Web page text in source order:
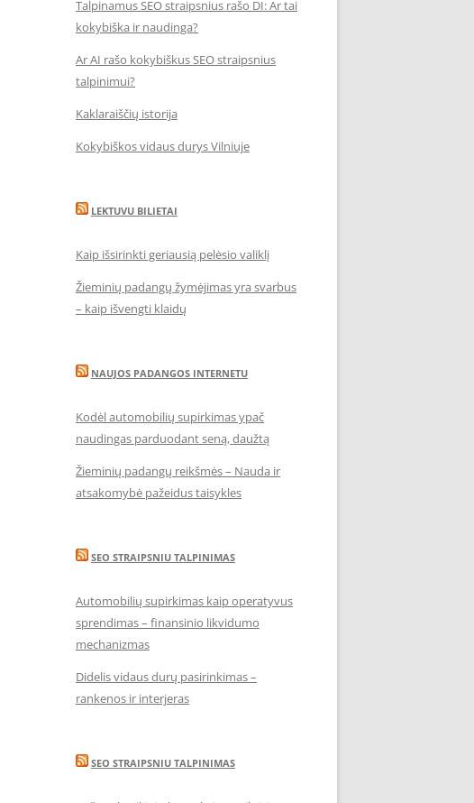
Talpinamus SEO straipsnius rašo DI: Ar tai
kokybiška ir naudinga?
Ar AI rašo kokybiškus SEO straipsnius
talpinimui?
Kaklaraiščių istorija
Kokybiškos vidaus durys Vilniuje
LEKTUVU BILIETAI
Kaip išsirinkti geriausią pelėsio valiklį
Žieminių padangų žymėjimas yra svarbus
– kaip išvengti klaidų
NAUJOS PADANGOS INTERNETU
Kodėl automobilių supirkimas ypač
naudingas parduodant seną, daužtą
Žieminių padangų reikšmės – Nauda ir
atsakomybė pažeidus taisykles
SEO STRAIPSNIU TALPINIMAS
Automobilių supirkimas kaip operatyvus
sprendimas – finansinio likvidumo
mechanizmas
Didelis vidaus durų pasirinkimas –
rankenos ir interjeras
SEO STRAIPSNIU TALPINIMAS